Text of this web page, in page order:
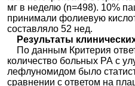
мг в неделю (n=498). 10%
принимали фолиевую
составляло 52 нед.
Результаты
По данным Критерия
количество больных РА с
лефлуномидом было
сравнении с ответом на